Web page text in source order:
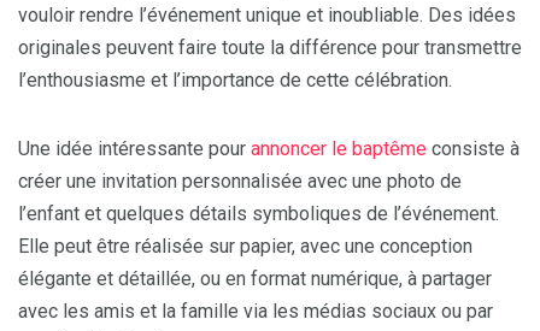
vouloir rendre l’événement unique et inoubliable. Des idées
originales peuvent faire toute la différence pour transmettre
l’enthousiasme et l’importance de cette célébration.
Une idée intéressante pour annoncer le baptême consiste à
créer une invitation personnalisée avec une photo de
l’enfant et quelques détails symboliques de l’événement.
Elle peut être réalisée sur papier, avec une conception
élégante et détaillée, ou en format numérique, à partager
avec les amis et la famille via les médias sociaux ou par